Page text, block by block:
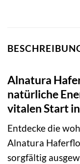
Alnatura
natürliche
vitalen Start in
Entdecke die
Alnatura
sorgfältig